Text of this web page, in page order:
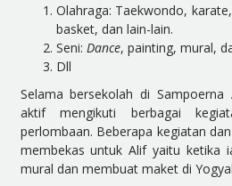
Olahraga: Taekwondo,
basket, dan lain-lain.
Seni: Dance, painting, mural,
Dll
Selama bersekolah di
aktif mengikuti berbagai
perlombaan. Beberapa kegiatan
membekas untuk Alif yaitu ketika
mural dan membuat maket di